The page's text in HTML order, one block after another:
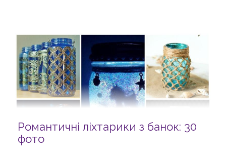
Романтичні ліхтарики з банок: 30
фото